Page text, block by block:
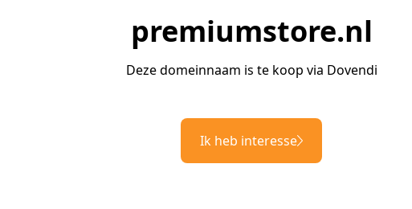
premiumstore.nl
Deze domeinnaam is te koop via Dovendi
Ik heb interesse